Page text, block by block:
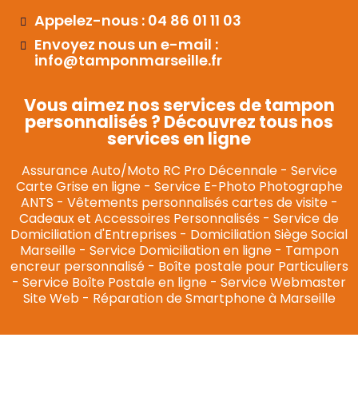
Appelez-nous : 04 86 01 11 03
Envoyez nous un e-mail :
info@tamponmarseille.fr
Vous aimez nos services de tampon
personnalisés ? Découvrez tous nos
services en ligne
Assurance Auto/Moto RC Pro Décennale- Service
Carte Grise en ligne- Service E-Photo Photographe
ANTS - Vêtements personnalisés cartes de visite-
Cadeaux et Accessoires Personnalisés - Service de
Domiciliation d'Entreprises - Domiciliation Siège Social
Marseille- Service Domiciliation en ligne- Tampon
encreur personnalisé- Boîte postale pour Particuliers
- Service Boîte Postale en ligne - Service Webmaster
Site Web- Réparation de Smartphone à Marseille